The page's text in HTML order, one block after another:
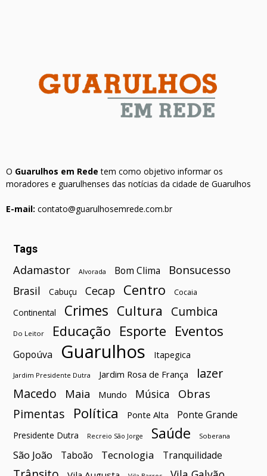
O Guarulhos em Rede tem como objetivo informar os
moradores e guarulhenses das notícias da cidade de Guarulhos
E-mail: contato@guarulhosemrede.com.br
Tags
Adamastor Alvorada Bom Clima Bonsucesso
Brasil Cabuçu Cecap Centro Cocaia
Continental Crimes Cultura Cumbica
Do Leitor Educação Esporte Eventos
Gopoúva Guarulhos Itapegica
Jardim Presidente Dutra Jardim Rosa de França
lazer
Macedo
Maia Mundo Música Obras
Pimentas Política Ponte Alta Ponte Grande
Presidente Dutra Recreio São Jorge Saúde Soberana
São João Taboão Tecnologia Tranquilidade